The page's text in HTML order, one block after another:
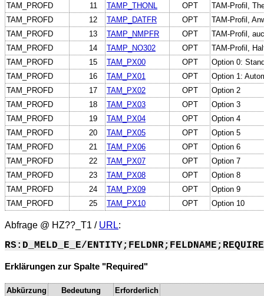
TAM_PROFD
11 TAMP_THONL OPT
TAM-Profil,
TAM_PROFD
12 TAMP_DATFR OPT
TAM-Profil,
TAM_PROFD
13 TAMP_NMPFR OPT
TAM-Profil,
TAM_PROFD
14 TAMP_NO302 OPT
TAM-Profil,
TAM_PROFD
15 TAM_PX00 OPT
Option 0:
TAM_PROFD
16 TAM_PX01 OPT
Option 1:
TAM_PROFD
17 TAM_PX02 OPT
Option 2
TAM_PROFD
18 TAM_PX03 OPT
Option 3
TAM_PROFD
19 TAM_PX04 OPT
Option 4
TAM_PROFD
20 TAM_PX05 OPT
Option 5
TAM_PROFD
21 TAM_PX06 OPT
Option 6
TAM_PROFD
22 TAM_PX07 OPT
Option 7
TAM_PROFD
23 TAM_PX08 OPT
Option 8
TAM_PROFD
24 TAM_PX09 OPT
Option 9
TAM_PROFD
25 TAM_PX10 OPT Option 10
Abfrage @ HZ??_T1 / URL:
RS:D_MELD_E_E/
Erklärungen zur Spalte "Required"
Abkürzung Bedeutung
Erforderlich